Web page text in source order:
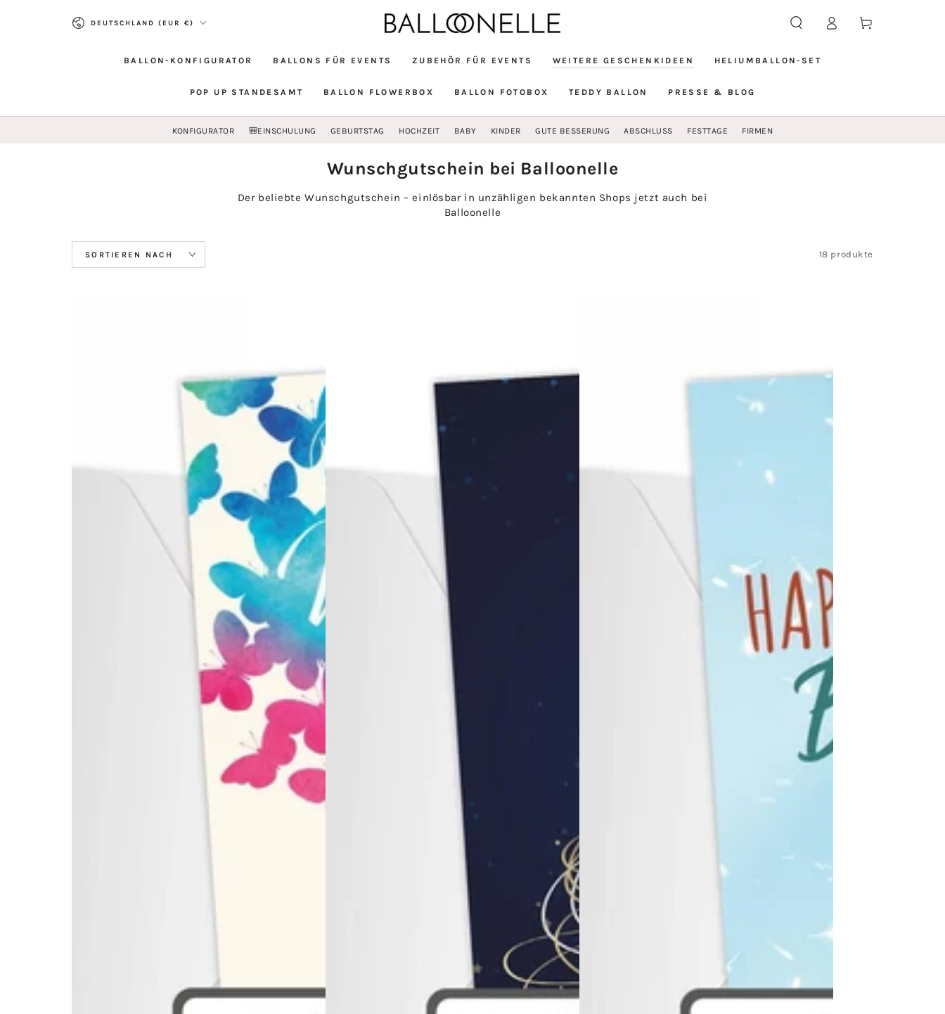
Land/Region
DEUTSCHLAND (EUR €)
BALLON-KONFIGURATOR BALLONS FÜR EVENTS ZUBEHÖR FÜR EVENTS WEITERE GESCHENKIDEEN HELIUMBALLON-SET
POP UP STANDESAMT BALLON FLOWERBOX BALLON FOTOBOX TEDDY BALLON PRESSE & BLOG
EinloggenWarenkorb
KONFIGURATOR 🎒EINSCHULUNG GEBURTSTAG HOCHZEIT BABY KINDER GUTE BESSERUNG ABSCHLUSS FESTTAGE FIRMEN
Kollektion:
Wunschgutschein bei Balloonelle
Der beliebte Wunschgutschein – einlösbar in unzähligen bekannten Shops jetzt auch bei
Balloonelle
SORTIEREN NACH 18 produkte